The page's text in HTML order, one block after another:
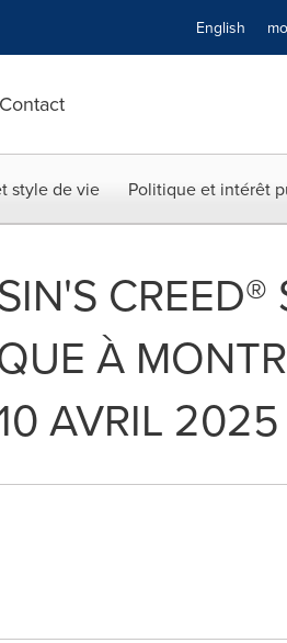
English
Contact
style de vie Politique et intérêt
À
AVRIL 2025